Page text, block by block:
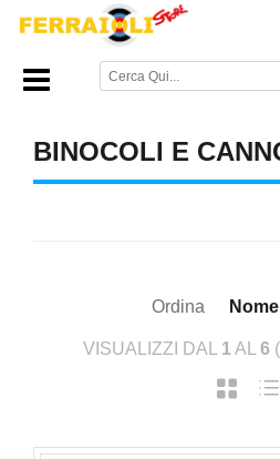
Home Page/TEMPO LIBERO/
BINOCOLI E
Ordina
VISUALIZZI DAL 1 AL 6